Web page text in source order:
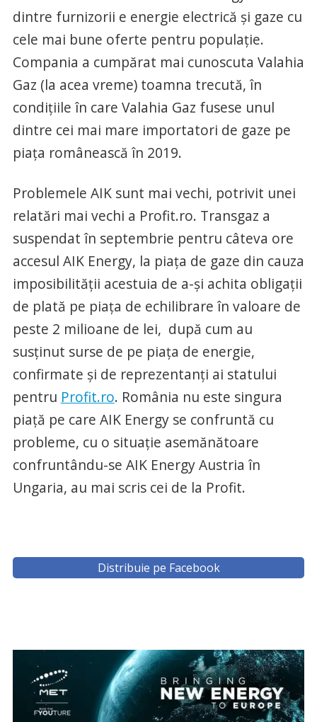
dintre furnizorii e energie electrică și gaze cu
cele mai bune oferte pentru populație.
Compania a cumpărat mai cunoscuta Valahia
Gaz (la acea vreme) toamna trecută, în
condițiile în care Valahia Gaz fusese unul
dintre cei mai mare importatori de gaze pe
piața românească în 2019.
Problemele AIK sunt mai vechi, potrivit unei
relatări mai vechi a Profit.ro. Transgaz a
suspendat în septembrie pentru câteva ore
accesul AIK Energy, la piața de gaze din cauza
imposibilității acestuia de a-și achita obligații
de plată pe piața de echilibrare în valoare de
peste 2 milioane de lei, după cum au
susținut surse de pe piața de energie,
confirmate și de reprezentanți ai statului
pentru Profit.ro. România nu este singura
piață pe care AIK Energy se confruntă cu
probleme, cu o situație asemănătoare
confruntându-se AIK Energy Austria în
Ungaria, au mai scris cei de la Profit.
Distribuie pe Facebook